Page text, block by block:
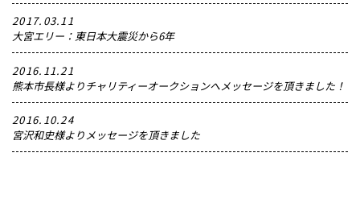
2017.03.11
大宮エリー：東日本大震災から6年
2016.11.21
熊本市長様よりチャリティーオークションへメッセージを頂きました！
2016.10.24
宮沢和史様よりメッセージを頂きました